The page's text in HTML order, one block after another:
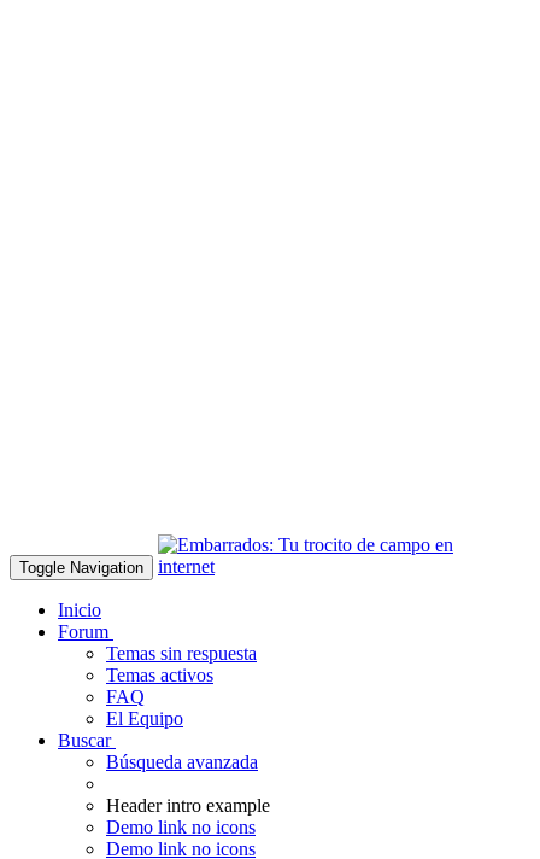
Toggle Navigation
Inicio
Forum
Temas sin respuesta
Temas activos
FAQ
El Equipo
Buscar
Búsqueda avanzada
Header intro example
Demo link no icons
Demo link no icons